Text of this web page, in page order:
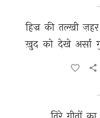
हिज्र की तल्ख़ी ज़हर
ख़ुद को देखे अर्सा